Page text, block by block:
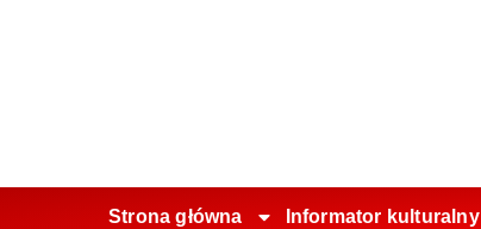
Strona główna Informator kulturalny